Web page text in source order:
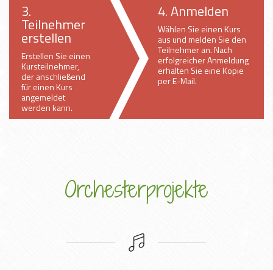
3.
Teilnehmer
erstellen
Erstellen Sie einen
Kursteilnehmer,
der anschließend
für einen Kurs
angemeldet
werden kann.
4. Anmelden
Wählen Sie einen Kurs
aus und melden Sie den
Teilnehmer an. Nach
erfolgreicher Anmeldung
erhalten Sie eine Kopie
per E-Mail.
Orchesterprojekte